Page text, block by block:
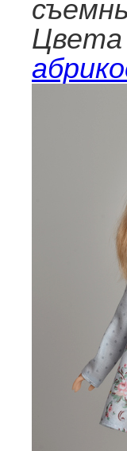
Цвета